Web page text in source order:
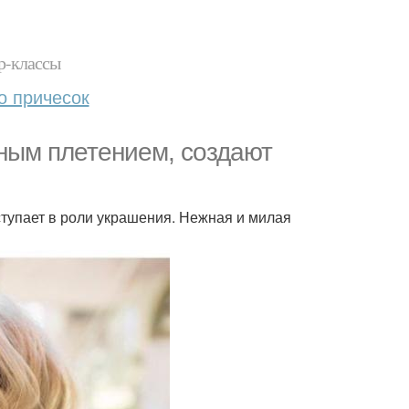
классы
причесок
плетением, создают
в роли украшения. Нежная и милая